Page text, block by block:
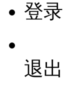
登录
退出